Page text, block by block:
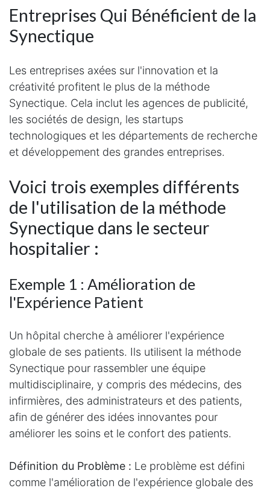
Entreprises Qui Bénéficient de la
Synectique
Les entreprises axées sur l'innovation et la
créativité profitent le plus de la méthode
Synectique. Cela inclut les agences de publicité,
les sociétés de design, les startups
technologiques et les départements de recherche
et développement des grandes entreprises.
Voici trois exemples différents
de l'utilisation de la méthode
Synectique dans le secteur
hospitalier :
Exemple 1 : Amélioration de
l'Expérience Patient
Un hôpital cherche à améliorer l'expérience
globale de ses patients. Ils utilisent la méthode
Synectique pour rassembler une équipe
multidisciplinaire, y compris des médecins, des
infirmières, des administrateurs et des patients,
afin de générer des idées innovantes pour
améliorer les soins et le confort des patients.
Définition du Problème : Le problème est défini
comme l'amélioration de l'expérience globale des